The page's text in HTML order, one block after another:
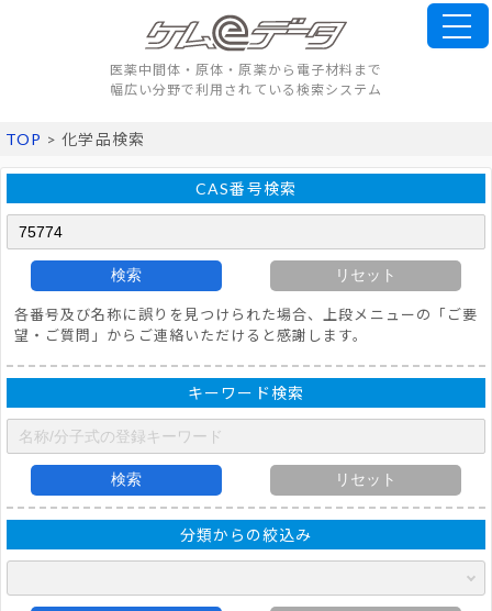
医薬中間体・原体・原薬から電子材料まで
幅広い分野で利用されている検索システム
TOP > 化学品検索
CAS番号検索
検索 リセット
各番号及び名称に誤りを見つけられた場合、上段メニューの「ご要
望・ご質問」からご連絡いただけると感謝します。
キーワード検索
検索 リセット
分類からの絞込み